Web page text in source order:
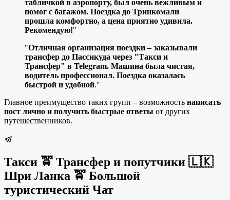
табличкой в аэропорту, был очень вежливым и
помог с багажом. Поездка до Тринкомали
прошла комфортно, а цена приятно удивила.
Рекомендую!"
"Отличная организация поездки – заказывали
трансфер до Пассикуда через "Такси и
Трансфер" в Telegram. Машина была чистая,
водитель профессионал. Поездка оказалась
быстрой и удобной."
Главное преимущество таких групп – возможность написать
пост лично и получить быстрые ответы от других
путешественников.
Такси 🚖 Трансфер и попутчики 🇱🇰
Шри Ланка 🚖 Большой
туристический Чат